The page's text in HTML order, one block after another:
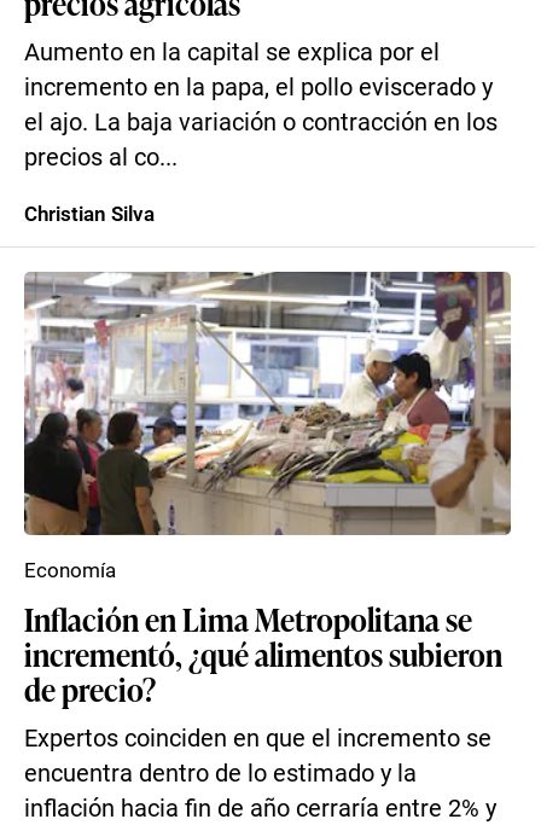
Aumento en la capital se explica por el
incremento en la papa, el pollo eviscerado y
el ajo. La baja variación o contracción en los
precios al co...
Christian Silva
Inflación en Lima Metropolitana se
incrementó, ¿qué alimentos subieron
de precio?
Expertos coinciden en que el incremento se
encuentra dentro de lo estimado y la
inflación hacia fin de año cerraría entre 2% y
Economía